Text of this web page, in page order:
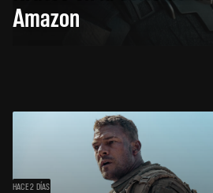
Amazon
HACE 2 DÍAS